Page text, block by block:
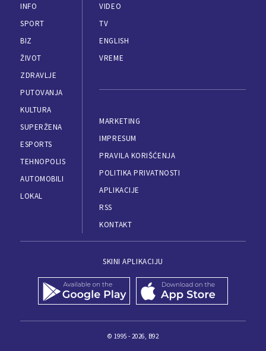
INFO
SPORT
BIZ
ŽIVOT
ZDRAVLJE
PUTOVANJA
KULTURA
SUPERŽENA
ESPORTS
TEHNOPOLIS
AUTOMOBILI
LOKAL
VIDEO
TV
ENGLISH
VREME
MARKETING
IMPRESUM
PRAVILA KORIŠĆENJA
POLITIKA PRIVATNOSTI
APLIKACIJE
RSS
KONTAKT
SKINI APLIKACIJU
© 1995 - 2026, B92